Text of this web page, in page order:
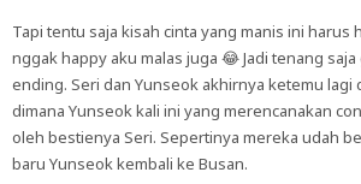
Tapi tentu saja kisah cinta yang manis ini harus
nggak happy aku malas juga 😂 Jadi tenang
ending. Seri dan Yunseok akhirnya ketemu lagi
dimana Yunseok kali ini yang merencanakan
oleh bestienya Seri. Sepertinya mereka udah
baru Yunseok kembali ke Busan.